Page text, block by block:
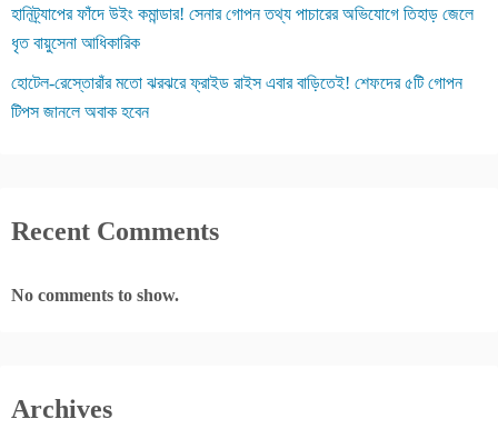
হানিট্র্যাপের ফাঁদে উইং কমান্ডার! সেনার গোপন তথ্য পাচারের অভিযোগে তিহাড় জেলে
ধৃত বায়ুসেনা আধিকারিক
হোটেল-রেস্তোরাঁর মতো ঝরঝরে ফ্রাইড রাইস এবার বাড়িতেই! শেফদের ৫টি গোপন
টিপস জানলে অবাক হবেন
Recent Comments
No comments to show.
Archives